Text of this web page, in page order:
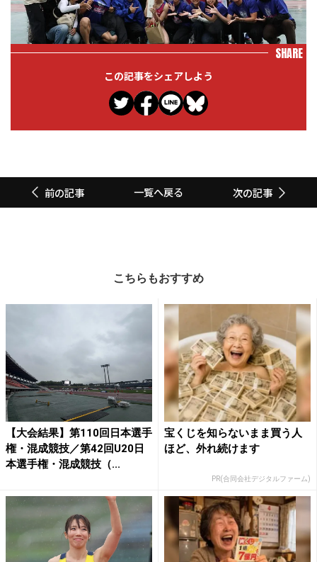
SHARE
この記事をシェアしよう
前の記事 一覧へ戻る 次の記事
こちらもおすすめ
【大会結果】第110回日本選手
権・混成競技／第42回U20日
本選手権・混成競技（...
宝くじを知らないまま買う人
ほど、外れ続けます
PR(合同会社デジタルファーム)